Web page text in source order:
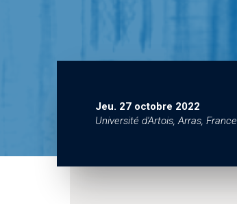
Jeu. 27 octobre 2022
Université d'Artois, Arras, France